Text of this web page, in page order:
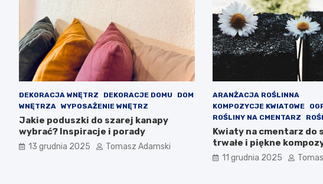
DEKORACJA WNĘTRZ DEKORACJE DOMU
DOM
WNĘTRZA WYPOSAŻENIE WNĘTRZ
Jakie poduszki do szarej kanapy
wybrać? Inspiracje i porady
13 grudnia 2025 Tomasz Adamski
ARANŻACJA ROŚLINNA
KOMPOZYCJE KWIATOWE
ROŚLINY NA CMENTARZ
Kwiaty na cmentarz do
trwałe i piękne
11 grudnia 2025